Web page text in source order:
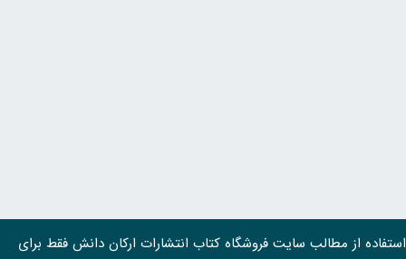
استفاده از مطالب سايت فروشگاه کتاب انتشارات ارکان دانش فقط برای